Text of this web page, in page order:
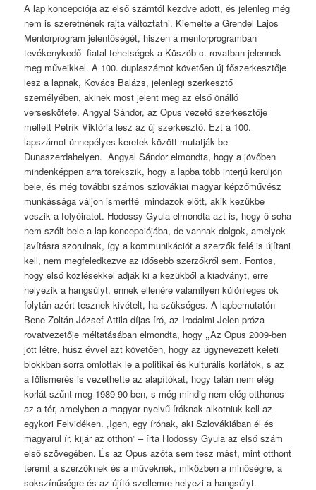
A lap koncepciója az első számtól kezdve adott, és jelenleg még
nem is szeretnének rajta változtatni. Kiemelte a Grendel Lajos
Mentorprogram jelentőségét, hiszen a mentorprogramban
tevékenykedő fiatal tehetségek a Küszöb c. rovatban jelennek
meg műveikkel. A 100. duplaszámot követően új főszerkesztője
lesz a lapnak, Kovács Balázs, jelenlegi szerkesztő
személyében, akinek most jelent meg az első önálló
verseskötete. Angyal Sándor, az Opus vezető szerkesztője
mellett Petrík Viktória lesz az új szerkesztő. Ezt a 100.
lapszámot ünnepélyes keretek között mutatják be
Dunaszerdahelyen. Angyal Sándor elmondta, hogy a jövőben
mindenképpen arra törekszik, hogy a lapba több interjú kerüljön
bele, és még további számos szlovákiai magyar képzőművész
munkássága váljon ismertté mindazok előtt, akik kezükbe
veszik a folyóiratot. Hodossy Gyula elmondta azt is, hogy ő soha
nem szólt bele a lap koncepciójába, de vannak dolgok, amelyek
javításra szorulnak, így a kommunikációt a szerzők felé is újítani
kell, nem megfeledkezve az idősebb szerzőkről sem. Fontos,
hogy első közlésekkel adják ki a kezükből a kiadványt, erre
helyezik a hangsúlyt, ennek ellenére valamilyen különleges ok
folytán azért tesznek kivételt, ha szükséges. A lapbemutatón
Bene Zoltán József Attila-díjas író, az Irodalmi Jelen próza
rovatvezetője méltatásában elmondta, hogy „Az Opus 2009-ben
jött létre, húsz évvel azt követően, hogy az úgynevezett keleti
blokkban sorra omlottak le a politikai és kulturális korlátok, s az
a fölismerés is vezethette az alapítókat, hogy talán nem elég
korlát szűnt meg 1989-90-ben, s még mindig nem elég otthonos
az a tér, amelyben a magyar nyelvű íróknak alkotniuk kell az
egykori Felvidéken. „Igen, egy írónak, aki Szlovákiában él és
magyarul ír, kijár az otthon” – írta Hodossy Gyula az első szám
első szövegében. És az Opus azóta sem tesz mást, mint otthont
teremt a szerzőknek és a műveknek, miközben a minőségre, a
sokszínűségre és az újító szellemre helyezi a hangsúlyt.